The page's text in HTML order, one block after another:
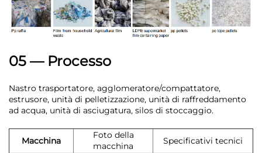
05 — Processo
Nastro trasportatore, agglomeratore/compattatore,
estrusore, unità di pelletizzazione, unità di raffreddamento
ad acqua, unità di asciugatura, silos di stoccaggio.
Macchina
Foto della
macchina
Specificativi tecnici